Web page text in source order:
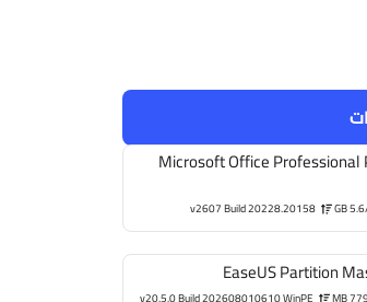
Microsoft Office
5.6/
v2607 Build 20228.20158
EaseUS Partition
779 MB
v20.5.0 Build 202608010610 WinPE